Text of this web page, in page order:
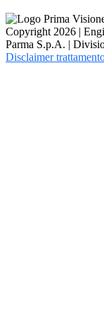
Copyright 2026 |
Parma S.p.A. |
Disclaimer